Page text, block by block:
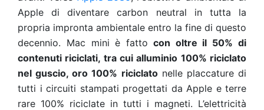
Apple di diventare carbon neutral in tutta la
propria impronta ambientale entro la fine di questo
decennio. Mac mini è fatto con oltre il 50% di
contenuti riciclati, tra cui alluminio 100% riciclato
nel guscio, oro 100% riciclatonelle placcature di
tutti i circuiti stampati progettati da Apple e terre
rare 100% riciclate in tutti i magneti. L’elettricità